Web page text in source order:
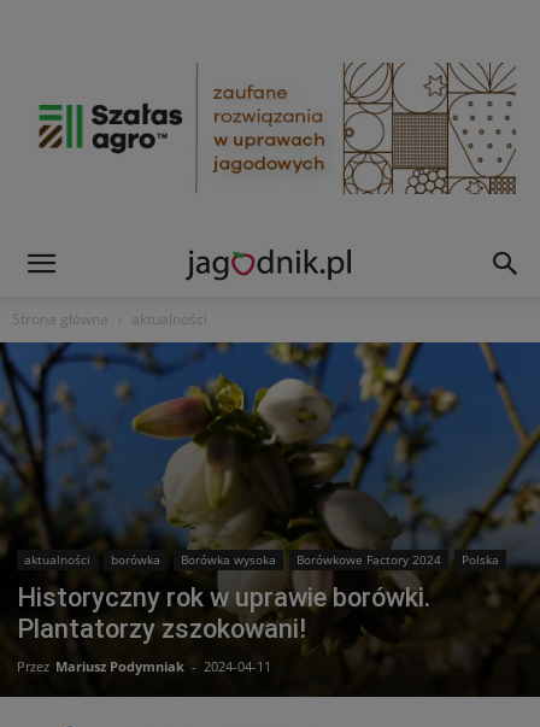
Strona główna aktualności
aktualności borówka Borówka wysoka Borówkowe Factory 2024 Polska
Historyczny rok w uprawie borówki.
Plantatorzy zszokowani!
Przez Mariusz Podymniak - 2024-04-11